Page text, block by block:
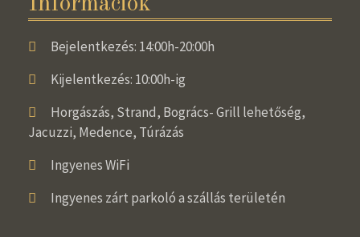
Bejelentkezés: 14:00h-20:00h
Kijelentkezés: 10:00h-ig
Horgászás, Strand, Bogrács- Grill lehetőség,
Jacuzzi, Medence, Túrázás
Ingyenes WiFi
Ingyenes zárt parkoló a szállás területén